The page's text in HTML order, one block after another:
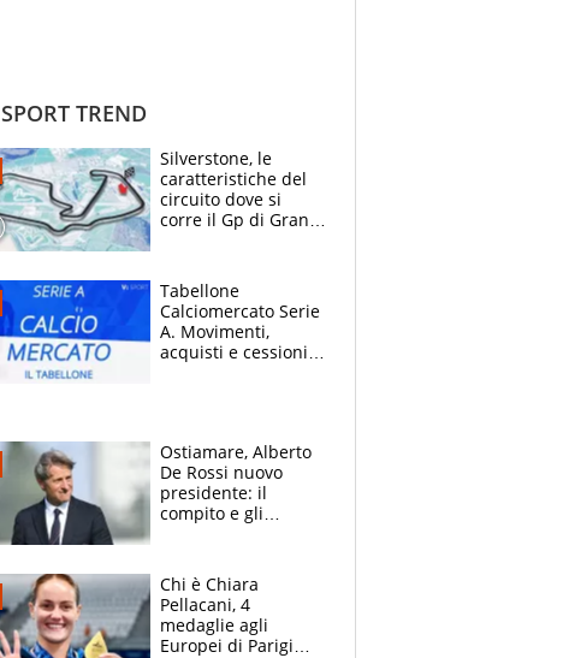
SPORT TREND
Silverstone, le
caratteristiche del
circuito dove si
corre il Gp di Gran
Tabellone
Calciomercato Serie
A. Movimenti,
acquisti e cessioni:
Ostiamare, Alberto
De Rossi nuovo
presidente: il
compito e gli
Chi è Chiara
Pellacani, 4
medaglie agli
Europei di Parigi